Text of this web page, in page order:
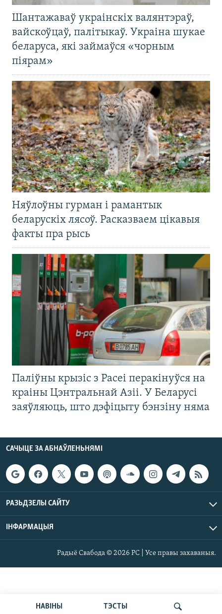
НАВІНЫ ТЭСТЫ
Шантажаваў украінскіх валянтэраў,
вайскоўцаў, палітыкаў. Украіна шукае
беларуса, які займаўся «чорным
піярам»
Няўлоўны гурман і рамантык
беларускіх лясоў. Расказваем цікавыя
факты пра рысь
Паліўны крызіс з Расеі перакінуўся на
краіны Цэнтральнай Азіі. У Беларусі
заяўляюць, што дэфіцыту бэнзіну няма
САЧЫЦЕ ЗА АБНАЎЛЕНЬНЯМІ
РАЗЬДЗЕЛЫ САЙТУ
ІНФАРМАЦЫЯ
Радыё Свабода © 2026 РС | Усе правы захаваныя.